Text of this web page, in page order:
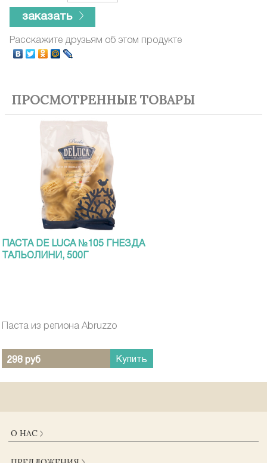
заказать
Расскажите друзьям об этом продукте
ПРОСМОТРЕННЫЕ ТОВАРЫ
ПАСТА DE LUCA №105 ГНЕЗДА
ТАЛЬОЛИНИ, 500Г
Паста из региона Abruzzo
298 руб Купить
О НАС